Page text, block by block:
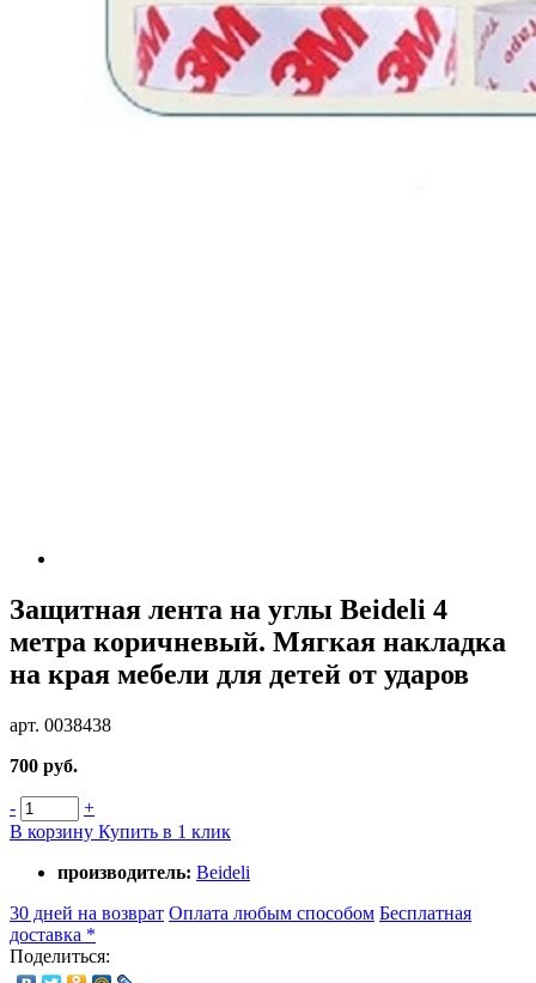
Защитная лента на углы Beideli 4
метра коричневый. Мягкая накладка
на края мебели для детей от ударов
арт. 0038438
700 руб.
-
+
В корзину Купить в 1 клик
производитель: Beideli
30 дней на возврат Оплата любым способом Бесплатная
доставка *
Поделиться: